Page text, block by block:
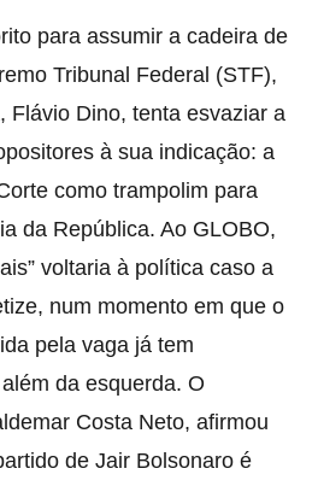
para assumir a cadeira de
Tribunal Federal (STF),
Flávio Dino, tenta esvaziar a
à sua indicação: a
como trampolim para
da República. Ao GLOBO,
voltaria à política caso a
num momento em que o
pela vaga já tem
da esquerda. O
Costa Neto, afirmou
de Jair Bolsonaro é